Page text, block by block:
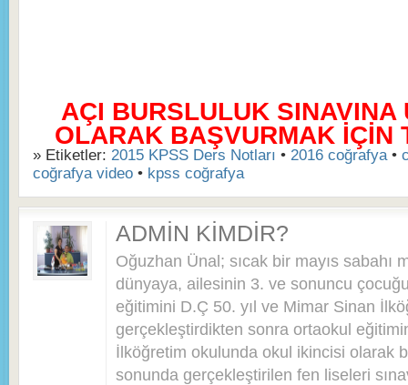
AÇI BURSLULUK SINAVINA
OLARAK BAŞVURMAK İÇİN
» Etiketler: 2015 KPSS Ders Notları • 2016 coğrafya•
coğrafya video • kpss coğrafya
ADMIN KIMDIR?
Oğuzhan Ünal; sıcak bir mayıs sabahı
dünyaya, ailesinin 3. ve sonuncu
eğitimini D.Ç 50. yıl ve Mimar Sinan
gerçekleştirdikten sonra ortaokul
İlköğretim okulunda okul ikincisi olarak
sonunda gerçekleştirilen fen liseleri